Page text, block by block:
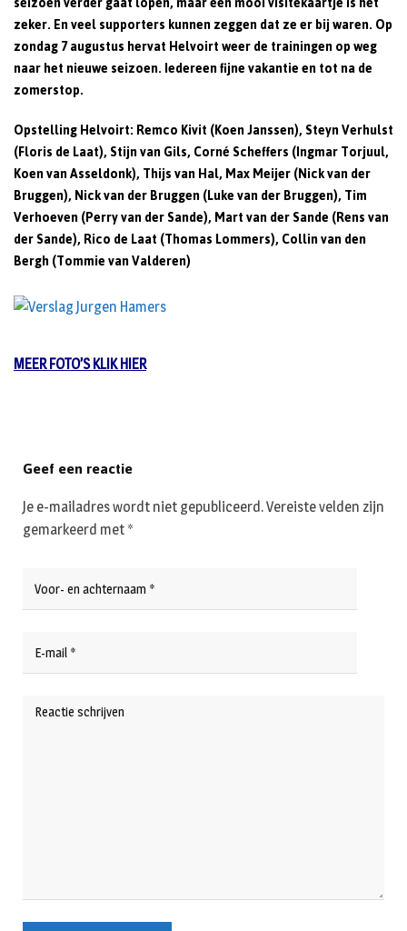
zeker. En veel supporters kunnen zeggen dat ze er bij waren. Op
zondag 7 augustus hervat Helvoirt weer de trainingen op weg
naar het nieuwe seizoen. Iedereen fijne vakantie en tot na de
zomerstop.
Opstelling Helvoirt:Remco Kivit (Koen Janssen), Steyn Verhulst
(Floris de Laat), Stijn van Gils, Corné Scheffers (Ingmar Torjuul,
Koen van Asseldonk), Thijs van Hal, Max Meijer (Nick van der
Bruggen), Nick van der Bruggen (Luke van der Bruggen), Tim
Verhoeven (Perry van der Sande), Mart van der Sande (Rens van
der Sande), Rico de Laat (Thomas Lommers), Collin van den
Bergh (Tommie van Valderen)
MEER FOTO’S KLIK HIER
Geef een reactie
Je e-mailadres wordt niet gepubliceerd.Vereiste velden zijn
gemarkeerd met *